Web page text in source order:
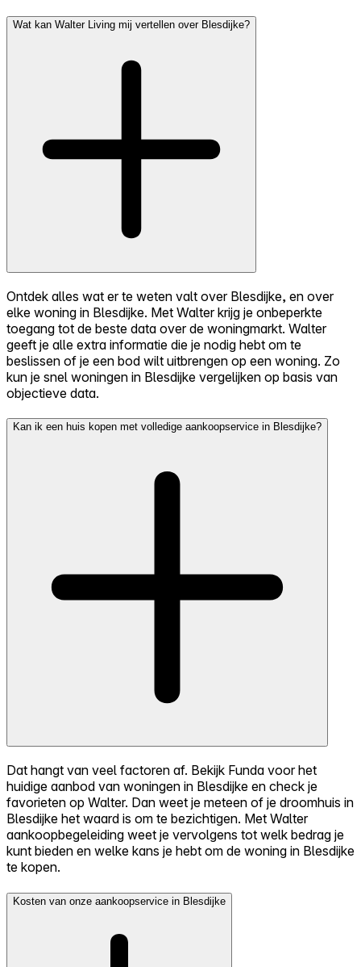
Wat kan Walter Living mij vertellen over Blesdijke?
Ontdek alles wat er te weten valt over Blesdijke, en over
elke woning in Blesdijke. Met Walter krijg je onbeperkte
toegang tot de beste data over de woningmarkt. Walter
geeft je alle extra informatie die je nodig hebt om te
beslissen of je een bod wilt uitbrengen op een woning. Zo
kun je snel woningen in Blesdijke vergelijken op basis van
objectieve data.
Kan ik een huis kopen met volledige aankoopservice in Blesdijke?
Dat hangt van veel factoren af. Bekijk Funda voor het
huidige aanbod van woningen in Blesdijke en check je
favorieten op Walter. Dan weet je meteen of je droomhuis in
Blesdijke het waard is om te bezichtigen. Met Walter
aankoopbegeleiding weet je vervolgens tot welk bedrag je
kunt bieden en welke kans je hebt om de woning in Blesdijke
te kopen.
Kosten van onze aankoopservice in Blesdijke